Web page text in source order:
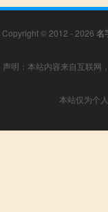
Copyright © 2012 - 2026 名
声明：本站内容来自互联网
本站仅为个